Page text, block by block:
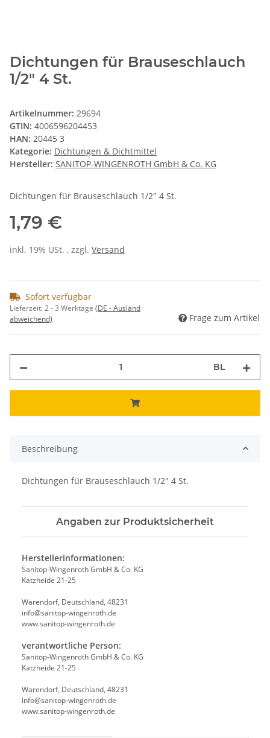
Dichtungen für Brauseschlauch
1/2" 4 St.
Artikelnummer: 29694
GTIN: 4006596204453
HAN: 20445 3
Kategorie: Dichtungen & Dichtmittel
Hersteller: SANITOP-WINGENROTH GmbH & Co. KG
Dichtungen für Brauseschlauch 1/2" 4 St.
1,79 €
inkl. 19% USt. , zzgl. Versand
Sofort verfügbar
Lieferzeit:2 - 3 Werktage (DE - Ausland
abweichend)
Frage zum Artikel
BL
Beschreibung
Dichtungen für Brauseschlauch 1/2" 4 St.
Angaben zur Produktsicherheit
Herstellerinformationen:
Sanitop-Wingenroth GmbH & Co. KG
Katzheide 21-25
Warendorf, Deutschland, 48231
info@sanitop-wingenroth.de
www.sanitop-wingenroth.de
verantwortliche Person:
Sanitop-Wingenroth GmbH & Co. KG
Katzheide 21-25
Warendorf, Deutschland, 48231
info@sanitop-wingenroth.de
www.sanitop-wingenroth.de